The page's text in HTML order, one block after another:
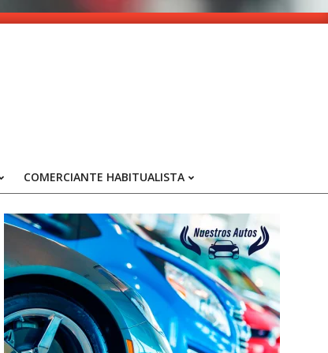
COMERCIANTE HABITUALISTA